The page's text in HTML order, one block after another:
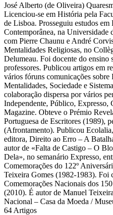
José Alberto (de Oliveira)
Licenciou-se em História pela
de Lisboa. Prosseguiu estudos
Contemporânea, na Universidade
com Pierre Chaunu e André
Mentalidades Religiosas, no
Delumeau. Foi docente do ensino
professores. Publicou artigos em
vários fóruns comunicações
Mentalidades, Sociedade e
colaboração dispersa por vários
Independente, Público,
Magazine. Obteve o Prémio
Portuguesa de Escritores (1989),
(Afrontamento). Publicou
editora, Direito ao Erro – A
autor de «Falta de Castigo – O
Dela», no semanário Expresso,
Comemorações do 122º
Teixeira Gomes (1982-1983). Foi
Comemorações Nacionais dos
(2010). É autor de Manuel
Nacional – Casa da Moeda /
64 Artigos